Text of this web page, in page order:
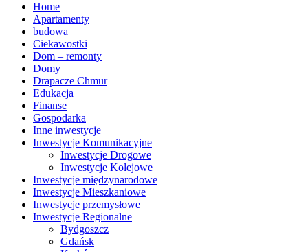
Home
Apartamenty
budowa
Ciekawostki
Dom – remonty
Domy
Drapacze Chmur
Edukacja
Finanse
Gospodarka
Inne inwestycje
Inwestycje Komunikacyjne
Inwestycje Drogowe
Inwestycje Kolejowe
Inwestycje międzynarodowe
Inwestycje Mieszkaniowe
Inwestycje przemysłowe
Inwestycje Regionalne
Bydgoszcz
Gdańsk